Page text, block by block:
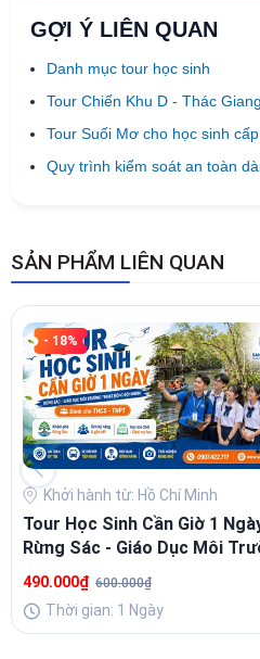
GỢI Ý LIÊN QUAN
Danh mục tour học sinh
Tour Chiến Khu D - Thác
Tour Suối Mơ cho học sinh
Quy trình kiểm soát an toàn
SẢN PHẨM LIÊN QUAN
- 18%
Khởi hành từ: Hồ Chí Minh
Tour Học Sinh Cần Giờ 1
Rừng Sác - Giáo Dục Môi
Cho THCS, THPT
490.000₫ 600.000₫
Thời gian: 1 Ngày